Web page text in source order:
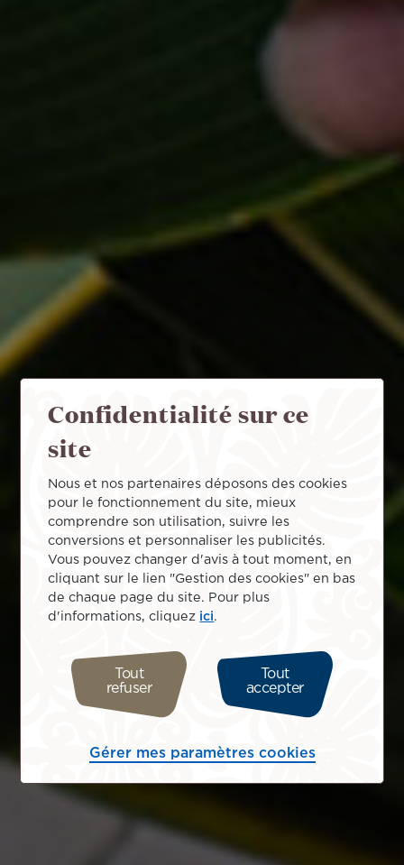
Confidentialité sur ce
site
Nous et nos partenaires déposons des cookies
pour le fonctionnement du site, mieux
comprendre son utilisation, suivre les
conversions et personnaliser les publicités.
Vous pouvez changer d'avis à tout moment, en
cliquant sur le lien "Gestion des cookies" en bas
de chaque page du site. Pour plus
d'informations, cliquez ici.
Tout
refuser
Tout
accepter
Gérer mes paramètres cookies